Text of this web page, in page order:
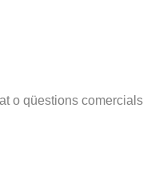
o qüestions comercials